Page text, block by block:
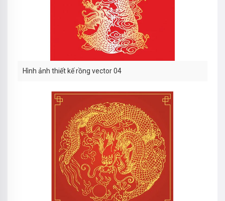
Hình ảnh thiết kế rồng vector 04